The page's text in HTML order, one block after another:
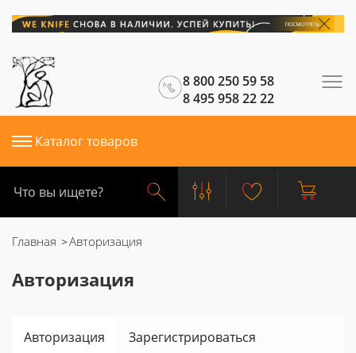
8 800 250 59 58
8 495 958 22 22
Каталог товаров
Главная Авторизация
Авторизация
Авторизация Зарегистрироваться